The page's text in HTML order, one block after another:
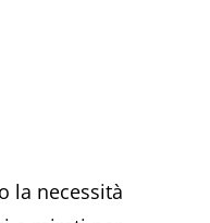
la necessità